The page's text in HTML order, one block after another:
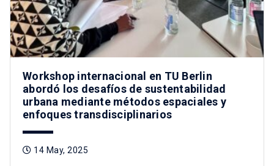
Workshop internacional en TU Berlin
abordó los desafíos de sustentabilidad
urbana mediante métodos espaciales y
enfoques transdisciplinarios
14 May, 2025